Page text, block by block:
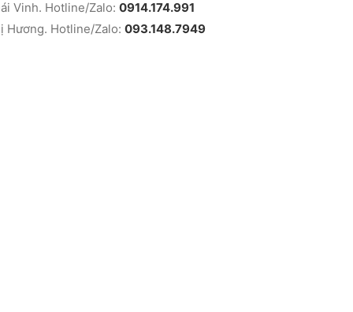
Vinh. Hotline/Zalo: 0914.174.991
Hương. Hotline/Zalo: 093.148.7949